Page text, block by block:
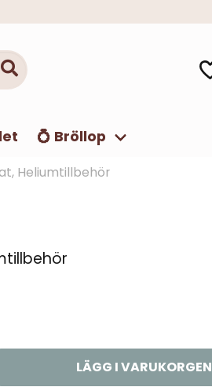
💍 Bröllop
Heliumtillbehör
LÄGG I VARUKORGEN